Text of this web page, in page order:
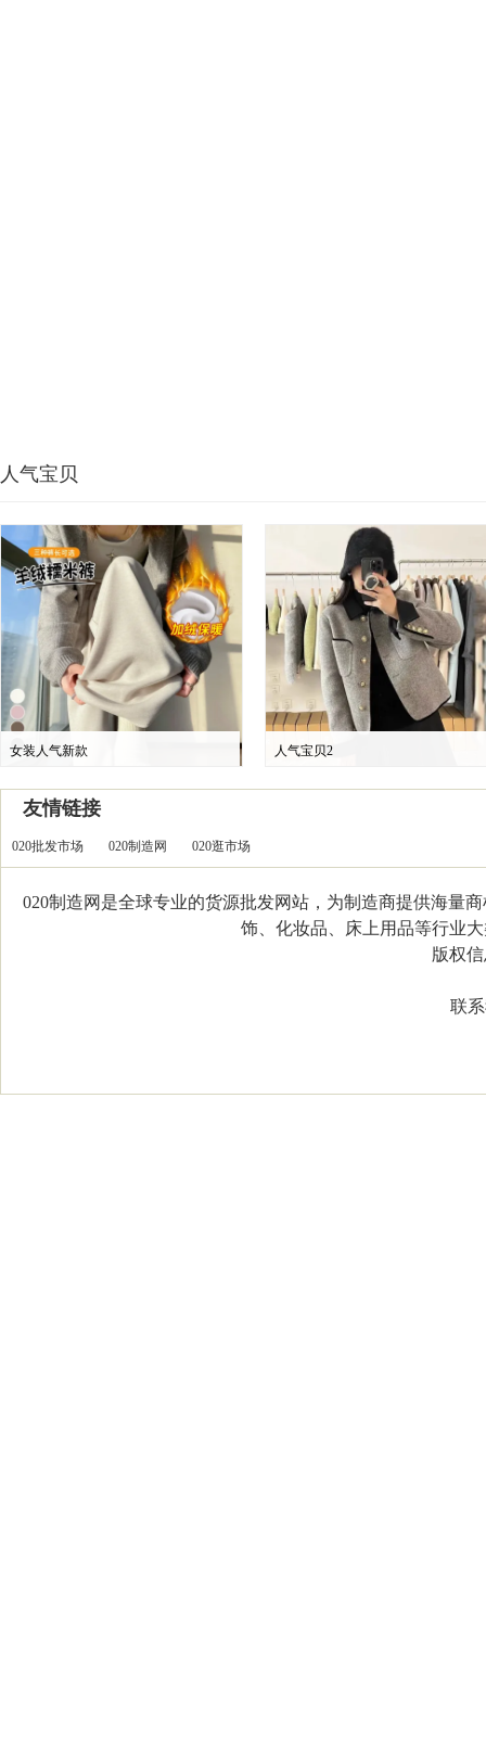
人气宝贝
女装人气新款 人气宝贝2
友情链接
020批发市场 020制造网 020逛市场
020制造网是全球专业的货源批发网站，为制造商提供海量
饰、化妆品、床上用品等行业
版权信
联